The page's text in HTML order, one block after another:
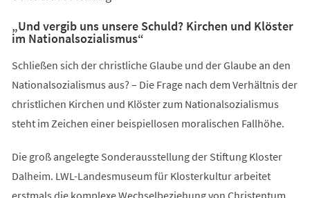
„Und vergib uns unsere Schuld? Kirchen und Klöster
im Nationalsozialismus“
Schließen sich der christliche Glaube und der Glaube an den
Nationalsozialismus aus? – Die Frage nach dem Verhältnis der
christlichen Kirchen und Klöster zum Nationalsozialismus
steht im Zeichen einer beispiellosen moralischen Fallhöhe.
Die groß angelegte Sonderausstellung der Stiftung Kloster
Dalheim. LWL-Landesmuseum für Klosterkultur arbeitet
erstmals die komplexe Wechselbeziehung von Christentum